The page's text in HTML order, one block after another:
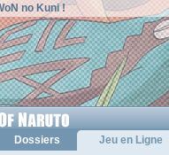
no Kuni !
Dossiers
Jeu en Ligne